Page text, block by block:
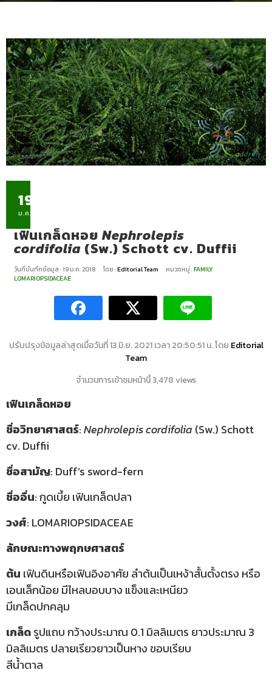
19
ม.ค.
เฟินเกล็ดหอยNephrolepis
cordifolia(Sw.) Schott cv. Duffii
วันที่บันทึกข้อมูล : 19 ม.ค. 2018 โดย :Editorial Team หมวดหมู่ :FAMILY
LOMARIOPSIDACEAE
ปรับปรุงข้อมูลล่าสุดเมื่อวันที่ 13 มิ.ย. 2021 เวลา 20:50:51 น. โดย Editorial
Team
จำนวนการเข้าชมหน้านี้ 3,478 views
เฟินเกล็ดหอย
ชื่อวิทยาศาสตร์:Nephrolepis cordifolia (Sw.) Schott
cv. Duffii
ชื่อสามัญ: Duff’s sword-fern
ชื่ออื่น: กูดเบี้ย เฟินเกล็ดปลา
วงศ์: LOMARIOPSIDACEAE
ลักษณะทางพฤกษศาสตร์
ต้น เฟินดินหรือเฟินอิงอาศัย ลำต้นเป็นเหง้าสั้นตั้งตรง หรือ
เอนเล็กน้อย มีไหลบอบบาง แข็งและเหนียว
มีเกล็ดปกคลุม
เกล็ดรูปแถบ กว้างประมาณ 0.1 มิลลิเมตร ยาวประมาณ 3
มิลลิเมตร ปลายเรียวยาวเป็นหาง ขอบเรียบ
สีน้ำตาล